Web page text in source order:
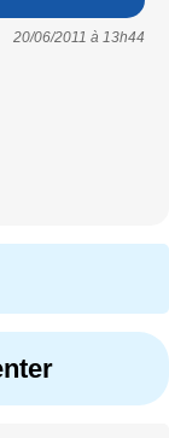
20/06/2011 à 13h44